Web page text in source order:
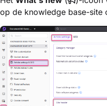
op de knowledge base-site